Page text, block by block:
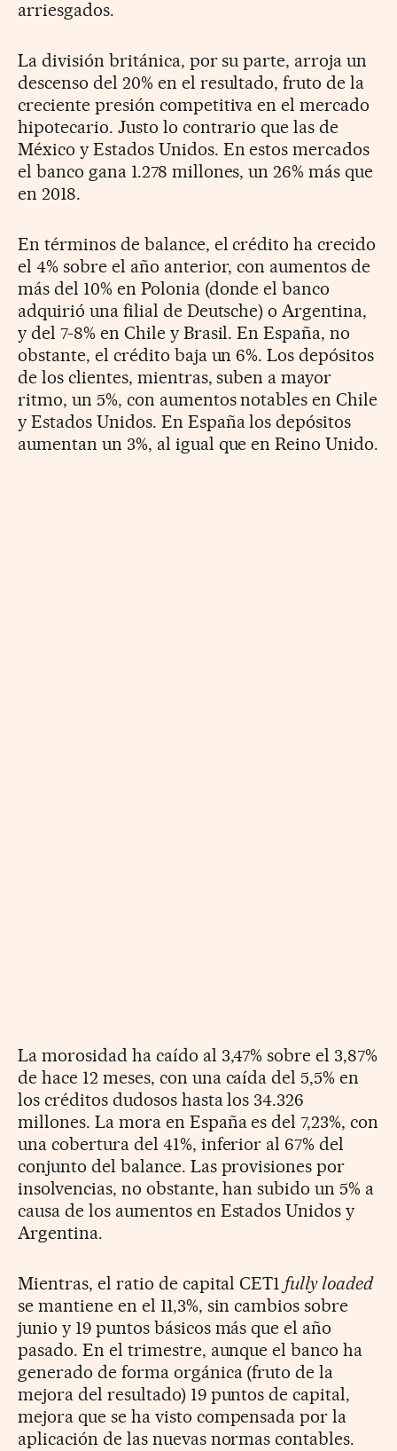
arriesgados.
La división británica, por su parte, arroja un
descenso del 20% en el resultado, fruto de la
creciente presión competitiva en el mercado
hipotecario. Justo lo contrario que las de
México y Estados Unidos. En estos mercados
el banco gana 1.278 millones, un 26% más que
en 2018.
En términos de balance, el crédito ha crecido
el 4% sobre el año anterior, con aumentos de
más del 10% en Polonia (donde el banco
adquirió una filial de Deutsche) o Argentina,
y del 7-8% en Chile y Brasil. En España, no
obstante, el crédito baja un 6%. Los depósitos
de los clientes, mientras, suben a mayor
ritmo, un 5%, con aumentos notables en Chile
y Estados Unidos. En España los depósitos
aumentan un 3%, al igual que en Reino Unido.
La morosidad ha caído al 3,47% sobre el 3,87%
de hace 12 meses, con una caída del 5,5% en
los créditos dudosos hasta los 34.326
millones. La mora en España es del 7,23%, con
una cobertura del 41%, inferior al 67% del
conjunto del balance. Las provisiones por
insolvencias, no obstante, han subido un 5% a
causa de los aumentos en Estados Unidos y
Argentina.
Mientras, el ratio de capital CET1 fully loaded
se mantiene en el 11,3%, sin cambios sobre
junio y 19 puntos básicos más que el año
pasado. En el trimestre, aunque el banco ha
generado de forma orgánica (fruto de la
mejora del resultado) 19 puntos de capital,
mejora que se ha visto compensada por la
aplicación de las nuevas normas contables.